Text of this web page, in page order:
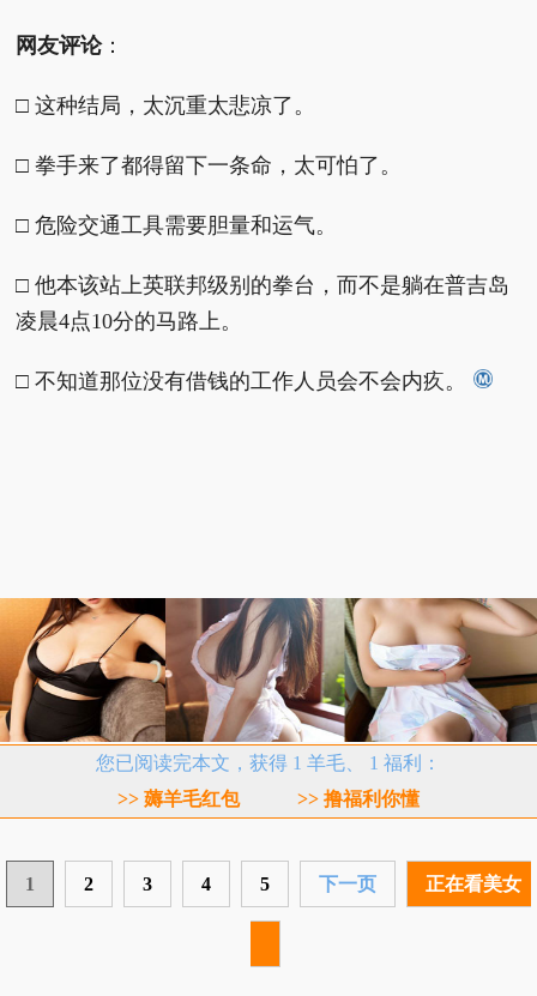
网友评论：
□ 这种结局，太沉重太悲凉了。
□ 拳手来了都得留下一条命，太可怕了。
□ 危险交通工具需要胆量和运气。
□ 他本该站上英联邦级别的拳台，而不是躺在普吉岛
凌晨4点10分的马路上。
□ 不知道那位没有借钱的工作人员会不会内疚。
您已阅读完本文，获得 1 羊毛、 1 福利：
>> 薅羊毛红包
>> 撸福利你懂
1 2 3 4 5 下一页 正在看美女